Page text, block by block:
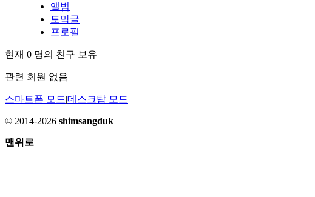
앨범
토막글
프로필
현재 0 명의 친구 보유
관련 회원 없음
스마트폰 모드|데스크탑 모드
© 2014-2026 shimsangduk
맨위로